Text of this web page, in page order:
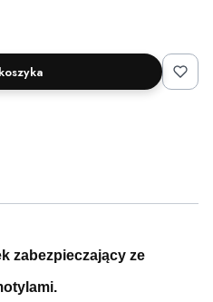
zabezpieczający ze